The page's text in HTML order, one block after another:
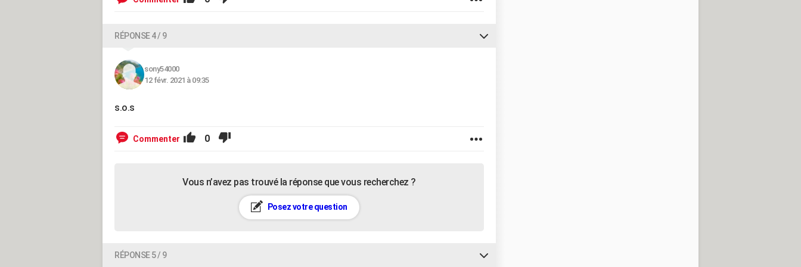
RÉPONSE 4 / 9
sony54000
12 févr. 2021 à 09:35
s.o.s
Commenter 0
Vous n’avez pas trouvé la réponse que vous recherchez ?
Posez votre question
RÉPONSE 5 / 9